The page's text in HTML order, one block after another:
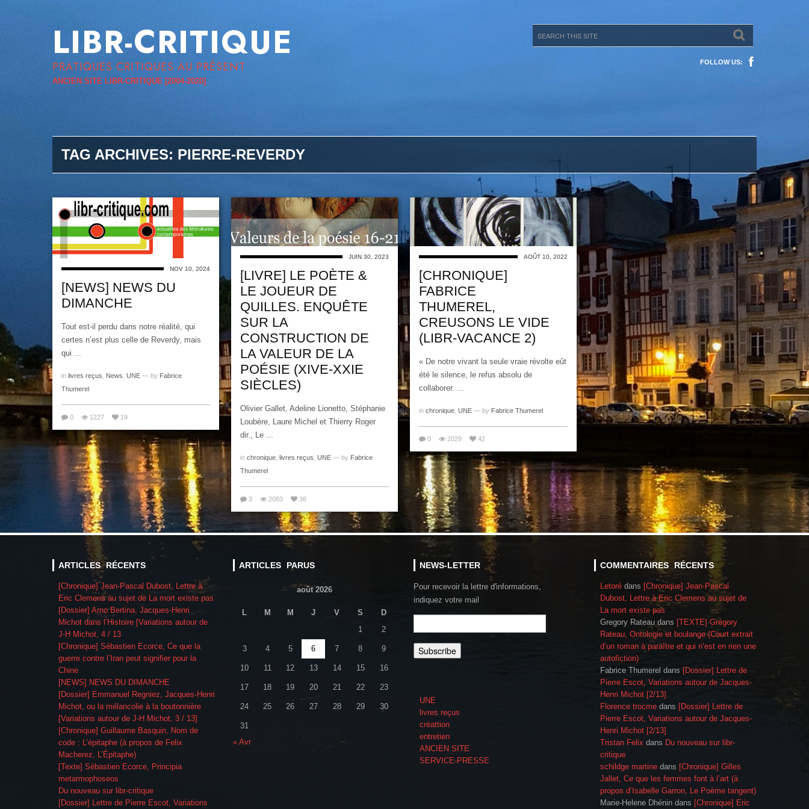
LIBR-CRITIQUE
PRATIQUES CRITIQUES AU PRÉSENT
ANCIEN SITE LIBR-CRITIQUE [2004-2020]
FOLLOW US:
TAG ARCHIVES: PIERRE-REVERDY
NOV 10, 2024
[NEWS] NEWS DU
DIMANCHE
Tout est-il perdu dans notre réalité, qui
certes n’est plus celle de Reverdy, mais
qui ...
in livres reçus News UNE — by Fabrice
Thumerel
0 1227 19
JUIN 30, 2023
[LIVRE] LE POÈTE &
LE JOUEUR DE
QUILLES. ENQUÊTE
SUR LA
CONSTRUCTION DE
LA VALEUR DE LA
POÉSIE (XIVE-XXIE
SIÈCLES)
Olivier Gallet, Adeline Lionetto, Stéphanie
Loubère, Laure Michel et Thierry Roger
dir., Le ...
in chronique livres reçus UNE — by Fabrice
Thumerel
3 2083 38
AOÛT 10, 2022
[CHRONIQUE]
FABRICE
THUMEREL,
CREUSONS LE VIDE
(LIBR-VACANCE 2)
« De notre vivant la seule vraie révolte eût
été le silence, le refus absolu de
collaborer. ...
in chronique UNE — by Fabrice Thumerel
0 2029 42
ARTICLES RÉCENTS
[Chronique] Jean-Pascal Dubost, Lettre à
Eric Clemens au sujet de La mort existe pas
[Dossier] Arno Bertina, Jacques-Henri
Michot dans l’Histoire [Variations autour de
J-H Michot, 4 / 13
[Chronique] Sébastien Ecorce, Ce que la
guerre contre l’Iran peut signifier pour la
Chine
[NEWS] NEWS DU DIMANCHE
[Dossier] Emmanuel Regniez, Jacques-Henri
Michot, ou la mélancolie à la boutonnière
[Variations autour de J-H Michot, 3 / 13]
[Chronique] Guillaume Basquin, Nom de
code : L’épitaphe (à propos de Felix
Macherez, L’Épitaphe)
[Texte] Sébastien Ecorce, Principia
metarmophoseos
Du nouveau sur libr-critique
[Dossier] Lettre de Pierre Escot, Variations
ARTICLES PARUS
août 2026
L M M J V S
D
1
2
3 4 5 6 7 8 9
10 11 12 13 14 15 16
17 18 19 20 21 22 23
24 25 26 27 28 29 30
31
« Avr
NEWS-LETTER
Pour recevoir la lettre d'informations,
indiquez votre mail
UNE
livres reçus
créattion
entretien
ANCIEN SITE
SERVICE-PRESSE
COMMENTAIRES RÉCENTS
Letoré dans [Chronique] Jean-Pascal
Dubost, Lettre à Eric Clemens au sujet de
La mort existe pas
Gregory Rateau dans [TEXTE] Grégory
Rateau, Ontologie et boulange (Court extrait
d’un roman à paraître et qui n’est en rien une
autofiction)
Fabrice Thumerel dans [Dossier] Lettre de
Pierre Escot, Variations autour de Jacques-
Henri Michot [2/13]
Florence trocme dans [Dossier] Lettre de
Pierre Escot, Variations autour de Jacques-
Henri Michot [2/13]
Tristan Felix dans Du nouveau sur libr-
critique
schildge martine dans [Chronique] Gilles
Jallet, Ce que les femmes font à l’art (à
propos d’Isabelle Garron, Le Poème tangent)
Marie-Helene Dhénin dans [Chronique] Eric